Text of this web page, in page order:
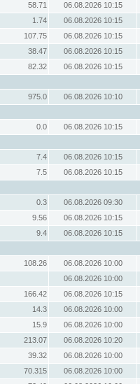
58.71
06.08.2026 10:15
1.74
06.08.2026 10:15
107.75
06.08.2026 10:15
38.47
06.08.2026 10:15
82.32
06.08.2026 10:15
975.0
06.08.2026 10:10
0.0
06.08.2026 10:15
7.4
06.08.2026 10:15
7.5
06.08.2026 10:15
0.3
06.08.2026 09:30
9.56
06.08.2026 10:15
9.4
06.08.2026 10:15
108.26
06.08.2026 10:00
06.08.2026 10:00
166.42
06.08.2026 10:15
14.3
06.08.2026 10:00
15.9
06.08.2026 10:00
213.07
06.08.2026 10:20
39.32
06.08.2026 10:00
70.315
06.08.2026 10:00